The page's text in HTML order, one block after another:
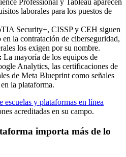
Professional y Tableau aparecen
laborales para los puestos de
Security+, CISSP y CEH siguen
en la contratación de ciberseguridad,
los exigen por su nombre.
La mayoría de los equipos de
Analytics, las certificaciones de
de Meta Blueprint como señales
la plataforma.
escuelas y plataformas en línea
acreditadas en su campo.
importa más de lo